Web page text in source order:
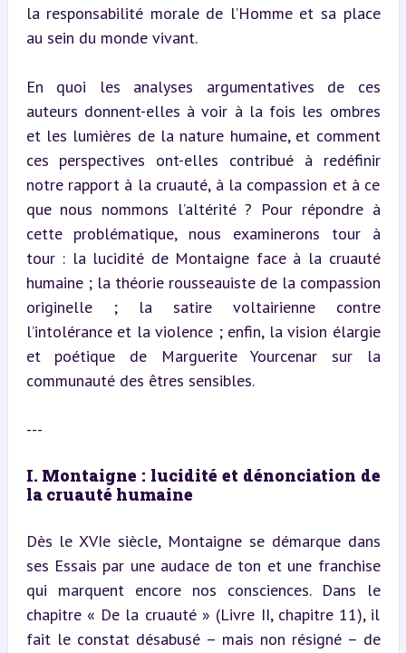
la responsabilité morale de l’Homme et sa place
au sein du monde vivant.
En quoi les analyses argumentatives de ces
auteurs donnent-elles à voir à la fois les ombres
et les lumières de la nature humaine, et comment
ces perspectives ont-elles contribué à redéfinir
notre rapport à la cruauté, à la compassion et à ce
que nous nommons l’altérité ? Pour répondre à
cette problématique, nous examinerons tour à
tour : la lucidité de Montaigne face à la cruauté
humaine ; la théorie rousseauiste de la compassion
originelle ; la satire voltairienne contre
l’intolérance et la violence ; enfin, la vision élargie
et poétique de Marguerite Yourcenar sur la
communauté des êtres sensibles.
---
I. Montaigne : lucidité et dénonciation de
la cruauté humaine
Dès le XVIe siècle, Montaigne se démarque dans
ses Essais par une audace de ton et une franchise
qui marquent encore nos consciences. Dans le
chapitre « De la cruauté » (Livre II, chapitre 11), il
fait le constat désabusé – mais non résigné – de